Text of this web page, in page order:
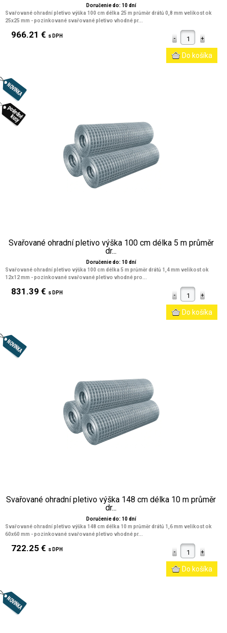
Doručenie do: 10 dní
Svařované ohradní pletivo výška 100 cm délka 25 m průměr drátů 0,8 mm velikost ok
25x25 mm - pozinkované svařované pletivo vhodné pr...
966.21 € s DPH
Svařované ohradní pletivo výška 100 cm délka 5 m průměr
dr...
Doručenie do: 10 dní
Svařované ohradní pletivo výška 100 cm délka 5 m průměr drátů 1,4 mm velikost ok
12x12 mm - pozinkované svařované pletivo vhodné pro...
831.39 € s DPH
Svařované ohradní pletivo výška 148 cm délka 10 m průměr
dr...
Doručenie do: 10 dní
Svařované ohradní pletivo výška 148 cm délka 10 m průměr drátů 1,6 mm velikost ok
60x60 mm - pozinkované svařované pletivo vhodné pr...
722.25 € s DPH